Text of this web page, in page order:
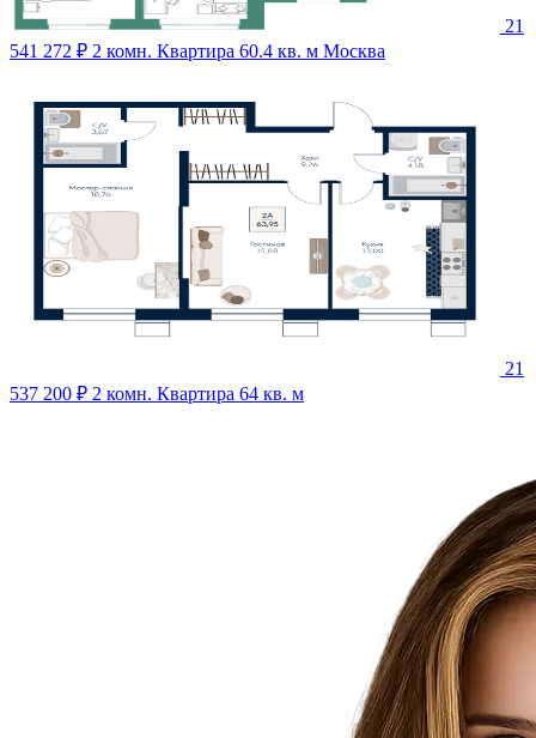
21
541 272 ₽ 2 комн. Квартира 60.4 кв. м Москва
21
537 200 ₽ 2 комн. Квартира 64 кв. м